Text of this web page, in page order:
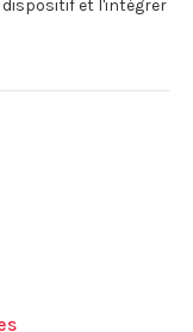
dispositif et l'intégrer